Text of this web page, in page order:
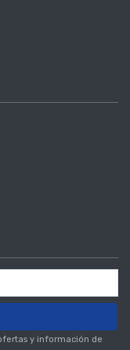
y información de